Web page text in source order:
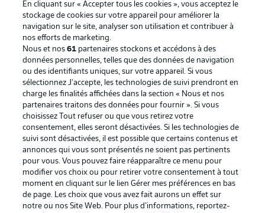
La publicité Conditions d’utilisation des
services
Mentions Légales Gérer mes préférences
Déclaration de
confidentialité
Diffuseurs
Travaux Contact
Impression Joueurs
En cliquant sur « Accepter tous les cookies », vous acceptez le
stockage de cookies sur votre appareil pour améliorer la
navigation sur le site, analyser son utilisation et contribuer à
nos efforts de marketing.
Nous et nos61 partenaires stockons et accédons à des
données personnelles, telles que des données de navigation
ou des identifiants uniques, sur votre appareil. Si vous
sélectionnez J'accepte, les technologies de suivi prendront en
charge les finalités affichées dans la section « Nous et nos
partenaires traitons des données pour fournir ». Si vous
choisissez Tout refuser ou que vous retirez votre
consentement, elles seront désactivées. Si les technologies de
suivi sont désactivées, il est possible que certains contenus et
annonces qui vous sont présentés ne soient pas pertinents
pour vous. Vous pouvez faire réapparaître ce menu pour
modifier vos choix ou pour retirer votre consentement à tout
moment en cliquant sur le lien Gérer mes préférences en bas
de page. Les choix que vous avez fait aurons un effet sur
notre ou nos Site Web. Pour plus d’informations, reportez-